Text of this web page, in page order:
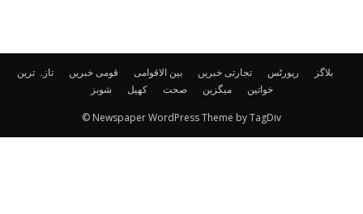
تازہ ترین قومی خبریں بین الاقوامی تجارتی خبریں رپورٹس
بلاگز
شوبز
کھیل صحت میگزین خواتین
© Newspaper WordPress Theme by TagDiv